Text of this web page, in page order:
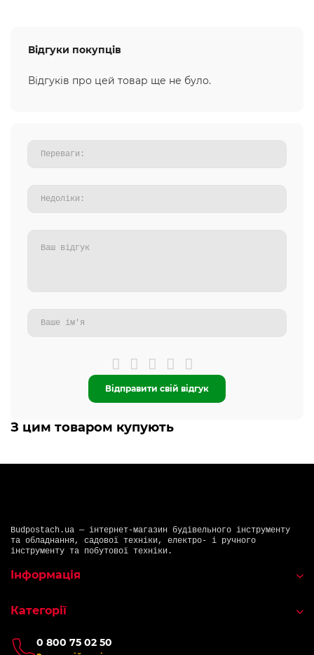
Відгуки покупців
Відгуків про цей товар ще не було.
Відправити свій відгук
З цим товаром купують
Budpostach.ua — інтернет-магазин будівельного інструменту
та обладнання, садової техніки, електро- і ручного
інструменту та побутової техніки.
0 800 75 02 50
Інформація
Категорії